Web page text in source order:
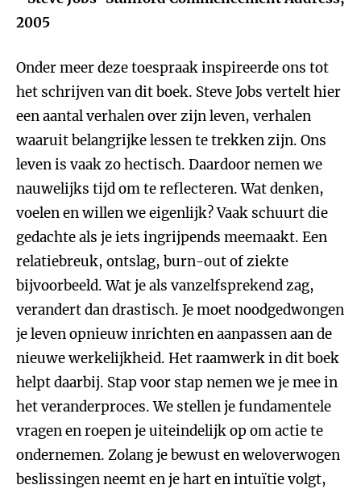
2005
Onder meer deze toespraak inspireerde ons tot
het schrijven van dit boek. Steve Jobs vertelt hier
een aantal verhalen over zijn leven, verhalen
waaruit belangrijke lessen te trekken zijn. Ons
leven is vaak zo hectisch. Daardoor nemen we
nauwelijks tijd om te reflecteren. Wat denken,
voelen en willen we eigenlijk? Vaak schuurt die
gedachte als je iets ingrijpends meemaakt. Een
relatiebreuk, ontslag, burn-out of ziekte
bijvoorbeeld. Wat je als vanzelfsprekend zag,
verandert dan drastisch. Je moet noodgedwongen
je leven opnieuw inrichten en aanpassen aan de
nieuwe werkelijkheid. Het raamwerk in dit boek
helpt daarbij. Stap voor stap nemen we je mee in
het veranderproces. We stellen je fundamentele
vragen en roepen je uiteindelijk op om actie te
ondernemen. Zolang je bewust en weloverwogen
beslissingen neemt en je hart en intuïtie volgt,